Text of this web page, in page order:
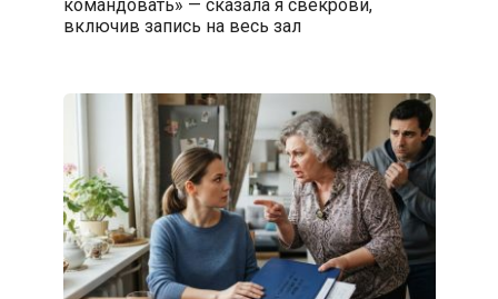
командовать» — сказала я свекрови,
включив запись на весь зал